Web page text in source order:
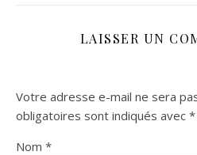
LAISSER UN
Votre adresse e-mail ne sera
obligatoires sont indiqués avec *
Nom *